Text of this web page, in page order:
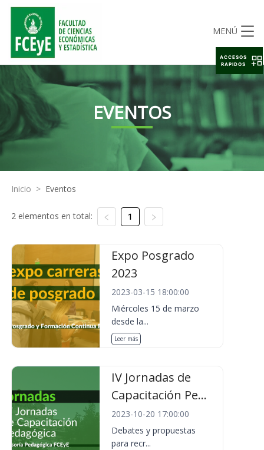
MENÚ
EVENTOS
Inicio > Eventos
2 elementos en total: 1
Expo Posgrado
2023
2023-03-15 18:00:00
Miércoles 15 de marzo
desde la...
Leer más
IV Jornadas de
Capacitación Pe...
2023-10-20 17:00:00
Debates y propuestas
para recr...
ACCESOS
RAPIDOS